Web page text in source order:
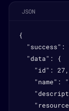
JSON
{
"success":
  "data": {
    "id": 27,
"name":